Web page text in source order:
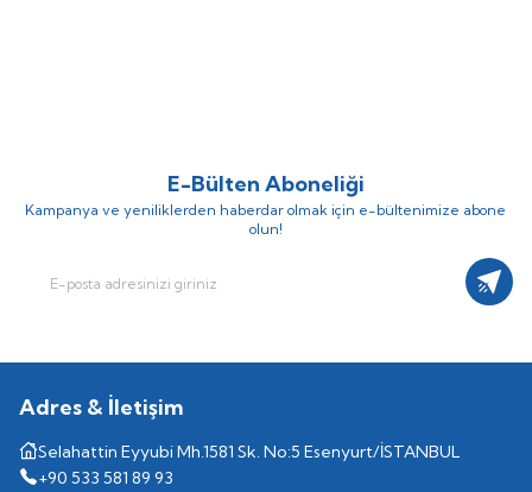
E-Bülten Aboneliği
Kampanya ve yeniliklerden haberdar olmak için e-bültenimize abone
olun!
Adres & İletişim
Selahattin Eyyubi Mh.1581 Sk. No:5 Esenyurt/İSTANBUL
+90 533 581 89 93